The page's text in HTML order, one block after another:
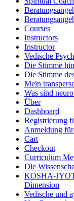
Courses
Instructors
Instructor
Vedische
Die Stimme
Die Stimme
Mein
Was sind
Über
Dashboard
Registrierung
Anmeldung
Cart
Checkout
Curriculum
Die
KOSHA-
Dimension
Vedische und